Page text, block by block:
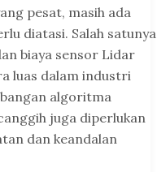
pesat, masih ada
diatasi. Salah satunya
biaya sensor Lidar
luas dalam industri
algoritma
juga diperlukan
dan keandalan